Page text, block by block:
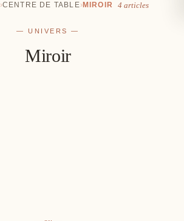
›CENTRE DE TABLE›MIROIR 4 articles
— UNIVERS —
Miroir